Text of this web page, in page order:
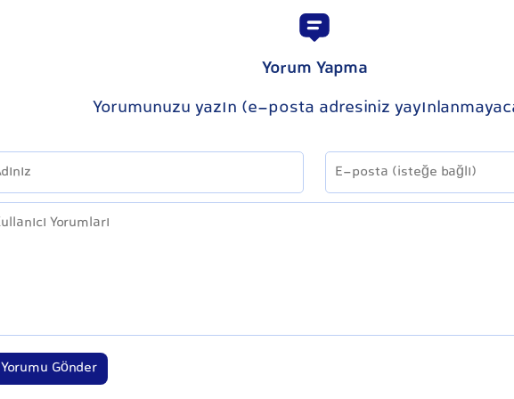
Yorum Yapma
Yorumunuzu yazın (e-posta adresiniz
Yorumu Gönder